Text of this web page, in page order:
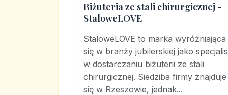
Biżuteria ze stali chirurgicznej -
StaloweLOVE
StaloweLOVE to marka wyróżniająca
się w branży jubilerskiej jako
w dostarczaniu biżuterii ze stali
chirurgicznej. Siedziba firmy znajduje
się w Rzeszowie, jednak...